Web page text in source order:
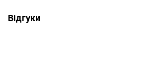
Відгуки